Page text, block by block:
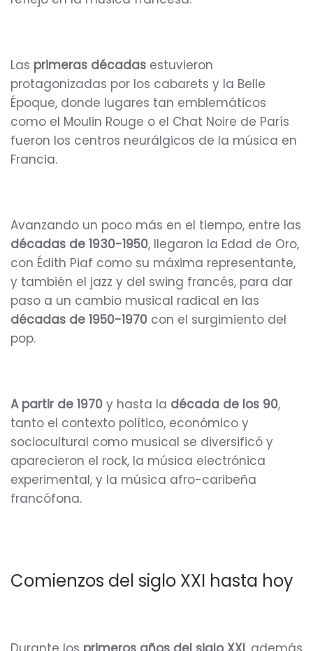
Las primeras décadas estuvieron
protagonizadas por los cabarets y la Belle
Époque, donde lugares tan emblemáticos
como el Moulin Rouge o el Chat Noire de París
fueron los centros neurálgicos de la música en
Francia.
Avanzando un poco más en el tiempo, entre las
décadas de 1930-1950, llegaron la Edad de Oro,
con Édith Piaf como su máxima representante,
y también el jazz y del swing francés, para dar
paso a un cambio musical radical en las
décadas de 1950-1970 con el surgimiento del
pop.
A partir de 1970 y hasta la década de los 90,
tanto el contexto político, económico y
sociocultural como musical se diversificó y
aparecieron el rock, la música electrónica
experimental, y la música afro-caribeña
francófona.
Comienzos del siglo XXI hasta hoy